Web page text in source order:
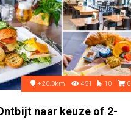
+20.0km 451 10 0
naar keuze of 2-